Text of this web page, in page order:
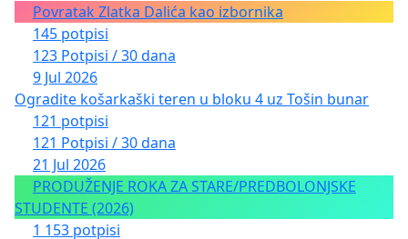
Povratak Zlatka Dalića kao izbornika
145 potpisi
123 Potpisi / 30 dana
9 Jul 2026
Ogradite košarkaški teren u bloku 4 uz Tošin bunar
121 potpisi
121 Potpisi / 30 dana
21 Jul 2026
PRODUŽENJE ROKA ZA STARE/PREDBOLONJSKE
STUDENTE (2026)
1 153 potpisi